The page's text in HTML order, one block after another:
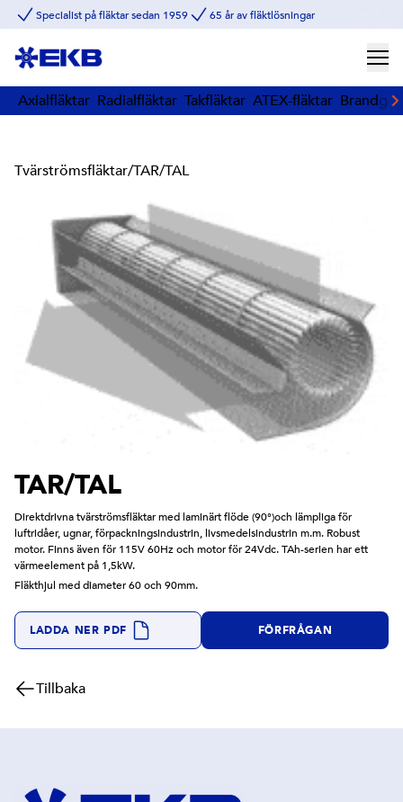
Specialist på fläktar sedan 1959 65 år av fläktlösningar
Axialfläktar Radialfläktar Takfläktar ATEX-fläktar
Tvärströmsfläktar/TAR/TAL
TAR/TAL
Direktdrivna tvärströmsfläktar med laminärt flöde (90°)och lämpliga för
luftridåer, ugnar, förpackningsindustrin, livsmedelsindustrin m.m. Robust
motor. Finns även för 115V 60Hz och motor för 24Vdc. TAh-serien har ett
värmeelement på 1,5kW.
Fläkthjul med diameter 60 och 90mm.
LADDA NER PDF FÖRFRÅGAN
Tillbaka